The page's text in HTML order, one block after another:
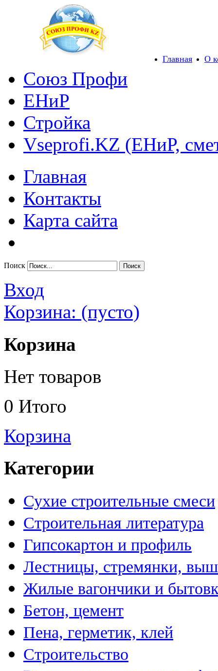
Главная О
Союз Профи
ЕНиР
Стройка
Vseprofi.KZ (ЕНиР,
Главная
Контакты
Карта сайта
Поиск
Вход
Корзина: (пусто)
Корзина
Нет товаров
0 Итого
Корзина
Категории
Сухие строительные смеси
Строительная литература
Гипсокартон и профиль
Лестницы, стремянки,
Жилые вагончики и
Бетон, цемент
Пена, герметик, клей
Строительство